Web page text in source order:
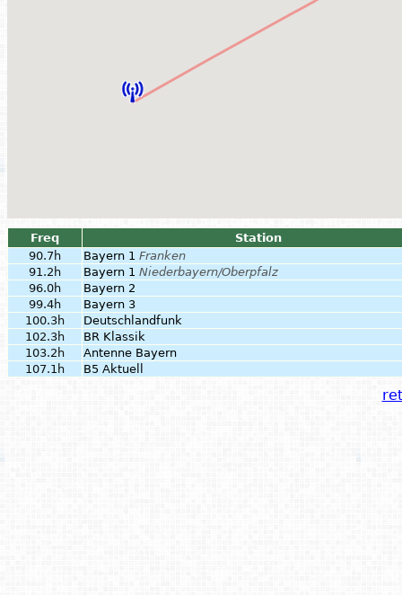
Freq
Station
90.7h
Bayern 1 Franken
91.2h
Bayern 1 Niederbayern/Oberpfalz
96.0h
Bayern 2
99.4h
Bayern 3
100.3h
Deutschlandfunk
102.3h
BR Klassik
103.2h
Antenne Bayern
107.1h
B5 Aktuell